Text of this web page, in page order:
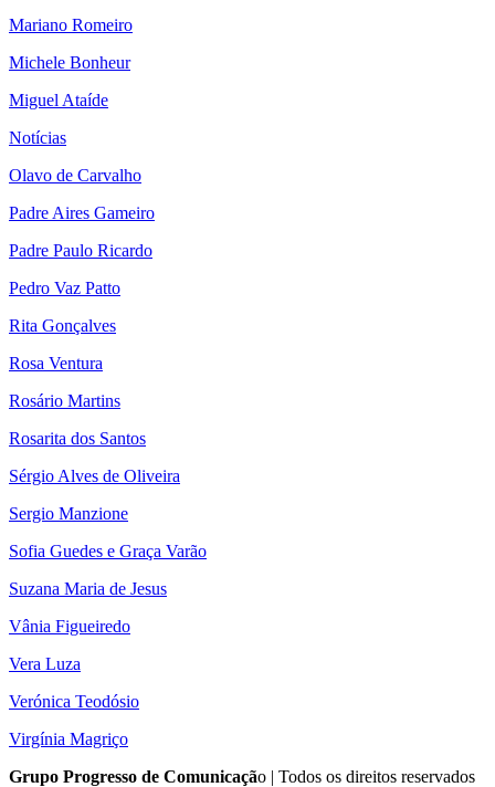
Mariano Romeiro
Michele Bonheur
Miguel Ataíde
Notícias
Olavo de Carvalho
Padre Aires Gameiro
Padre Paulo Ricardo
Pedro Vaz Patto
Rita Gonçalves
Rosa Ventura
Rosário Martins
Rosarita dos Santos
Sérgio Alves de Oliveira
Sergio Manzione
Sofia Guedes e Graça Varão
Suzana Maria de Jesus
Vânia Figueiredo
Vera Luza
Verónica Teodósio
Virgínia Magriço
Grupo Progresso de Comunicação | Todos os direitos reservados